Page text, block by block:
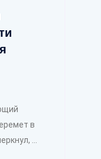
в
...